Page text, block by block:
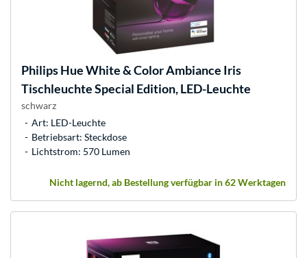
Philips HueWhite & Color Ambiance Iris
Tischleuchte Special Edition, LED-Leuchte
schwarz
Art: LED-Leuchte
Betriebsart: Steckdose
Lichtstrom: 570 Lumen
Nicht lagernd, ab Bestellung verfügbar in 62 Werktagen